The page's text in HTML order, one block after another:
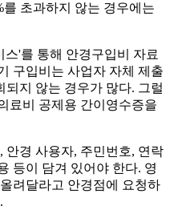
초과하지 않는 경우에는
스'를 통해 안경구입비 자료
구입비는 사업자 자체 제출
지 않는 경우가 많다. 그럴
료비 공제용 간이영수증을
안경 사용자, 주민번호, 연락
등이 담겨 있어야 한다. 영
려달라고 안경점에 요청하